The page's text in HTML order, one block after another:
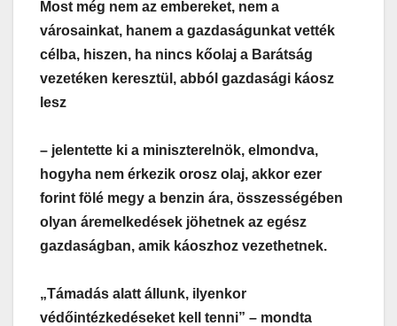
Most még nem az embereket, nem a
városainkat, hanem a gazdaságunkat vették
célba, hiszen, ha nincs kőolaj a Barátság
vezetéken keresztül, abból gazdasági káosz
lesz
– jelentette ki a miniszterelnök, elmondva,
hogyha nem érkezik orosz olaj, akkor ezer
forint fölé megy a benzin ára, összességében
olyan áremelkedések jöhetnek az egész
gazdaságban, amik káoszhoz vezethetnek.
„Támadás alatt állunk, ilyenkor
védőintézkedéseket kell tenni” – mondta